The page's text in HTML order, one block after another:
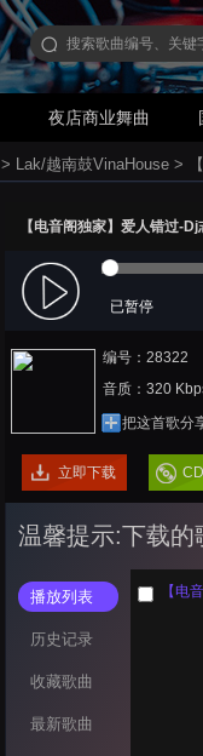
夜店商业舞曲
> Lak/越南鼓VinaHouse >
【电音阁独家】爱人错过-
已暂停
编号：28322
音质：320
把这首歌分
立即下载
温馨提示:下载的
播放列表
历史记录
收藏歌曲
最新歌曲
【电